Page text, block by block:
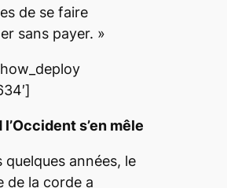
de se faire
sans payer. »
l’Occident s’en mêle
quelques années, le
de la corde a